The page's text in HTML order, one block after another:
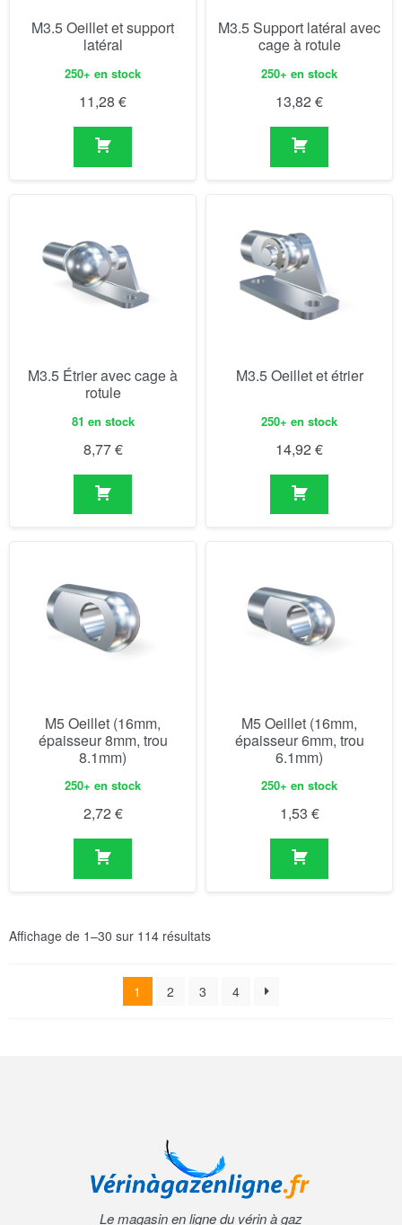
M3.5 Oeillet et support
latéral
250+ en stock
11,28 €
M3.5 Support latéral avec
cage à rotule
250+ en stock
13,82 €
M3.5 Étrier avec cage à
rotule
81 en stock
8,77€
M3.5 Oeillet et étrier
250+ en stock
14,92 €
M5 Oeillet (16mm,
épaisseur 8mm, trou
8.1mm)
250+ en stock
2,72 €
M5 Oeillet (16mm,
épaisseur 6mm, trou
6.1mm)
250+ en stock
1,53 €
Affichage de 1–30 sur 114 résultats
1 2 3 4
Le magasin en ligne du vérin à gaz